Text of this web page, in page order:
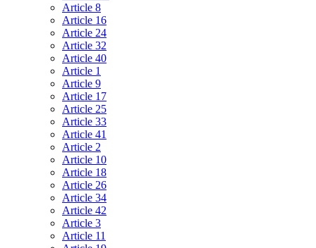
Article 8
Article 16
Article 24
Article 32
Article 40
Article 1
Article 9
Article 17
Article 25
Article 33
Article 41
Article 2
Article 10
Article 18
Article 26
Article 34
Article 42
Article 3
Article 11